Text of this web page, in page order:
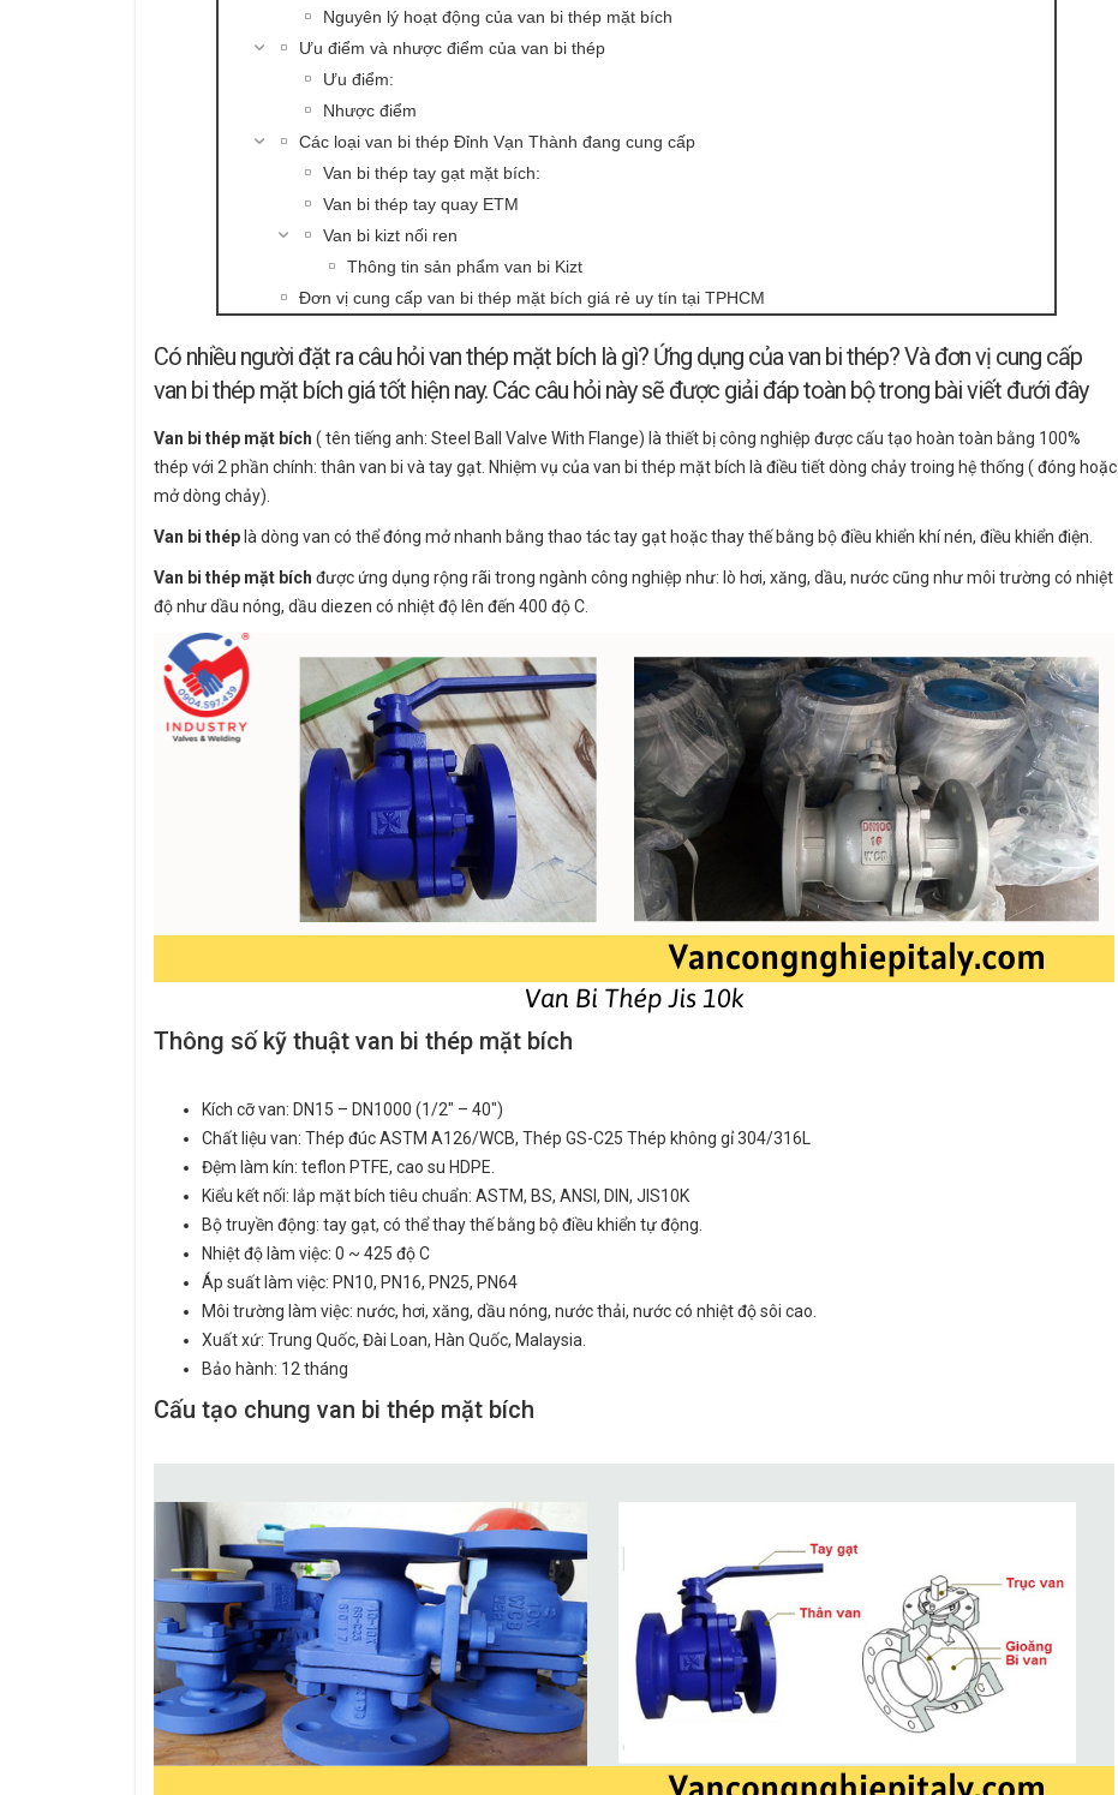
Nguyên lý hoạt động của van bi thép mặt bích
Ưu điểm và nhược điểm của van bi thép
Ưu điểm:
Nhược điểm
Các loại van bi thép Đỉnh Vạn Thành đang cung cấp
Van bi thép tay gạt mặt bích:
Van bi thép tay quay ETM
Van bi kizt nối ren
Thông tin sản phẩm van bi Kizt
Đơn vị cung cấp van bi thép mặt bích giá rẻ uy tín tại TPHCM
Có nhiều người đặt ra câu hỏi van thép mặt bích là gì? Ứng dụng của van bi thép? Và đơn vị cung cấp
van bi thép mặt bích giá tốt hiện nay. Các câu hỏi này sẽ được giải đáp toàn bộ trong bài viết đưới đây
Van bi thép mặt bích ( tên tiếng anh: Steel Ball Valve With Flange) là thiết bị công nghiệp được cấu tạo hoàn toàn bằng 100%
thép với 2 phần chính: thân van bi và tay gạt. Nhiệm vụ của van bi thép mặt bích là điều tiết dòng chảy troing hệ thống ( đóng hoặc
mở dòng chảy).
Van bi thép là dòng van có thể đóng mở nhanh bằng thao tác tay gạt hoặc thay thế bằng bộ điều khiển khí nén, điều khiển điện.
Van bi thép mặt bích được ứng dụng rộng rãi trong ngành công nghiệp như: lò hơi, xăng, dầu, nước cũng như môi trường có nhiệt
độ như dầu nóng, dầu diezen có nhiệt độ lên đến 400 độ C.
Thông số kỹ thuật van bi thép mặt bích
Kích cỡ van: DN15 – DN1000 (1/2″ – 40″)
Chất liệu van: Thép đúc ASTM A126/WCB, Thép GS-C25 Thép không gỉ 304/316L
Đệm làm kín: teflon PTFE, cao su HDPE.
Kiểu kết nối: lắp mặt bích tiêu chuẩn: ASTM, BS, ANSI, DIN, JIS10K
Bộ truyền động: tay gạt, có thể thay thế bằng bộ điều khiển tự động.
Nhiệt độ làm việc: 0 ~ 425 độ C
Áp suất làm việc: PN10, PN16, PN25, PN64
Môi trường làm việc: nước, hơi, xăng, dầu nóng, nước thải, nước có nhiệt độ sôi cao.
Xuất xứ: Trung Quốc, Đài Loan, Hàn Quốc, Malaysia.
Bảo hành: 12 tháng
Cấu tạo chung van bi thép mặt bích